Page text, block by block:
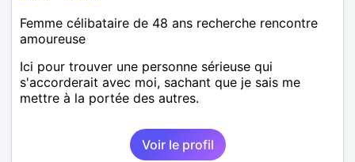
Femme célibataire de 48 ans recherche rencontre
amoureuse
Ici pour trouver une personne sérieuse qui
s'accorderait avec moi, sachant que je sais me
mettre à la portée des autres.
Voir le profil